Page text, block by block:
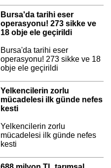
Bursa'da tarihi eser
operasyonu! 273 sikke ve
18 obje ele geçirildi
Bursa'da tarihi eser
operasyonu! 273 sikke ve 18
obje ele geçirildi
Yelkencilerin zorlu
mücadelesi ilk günde nefes
kesti
Yelkencilerin zorlu
mücadelesi ilk günde nefes
kesti